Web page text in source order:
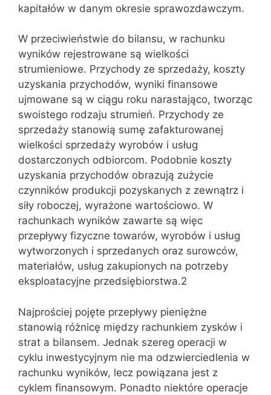
kapitałów w danym okresie sprawozdawczym.
W przeciwieństwie do bilansu, w rachunku
wyników rejestrowane są wielkości
strumieniowe. Przychody ze sprzedaży, koszty
uzyskania przychodów, wyniki finansowe
ujmowane są w ciągu roku narastająco, tworząc
swoistego rodzaju strumień. Przychody ze
sprzedaży stanowią sumę zafakturowanej
wielkości sprzedaży wyrobów i usług
dostarczonych odbiorcom. Podobnie koszty
uzyskania przychodów obrazują zużycie
czynników produkcji pozyskanych z zewnątrz i
siły roboczej, wyrażone wartościowo. W
rachunkach wyników zawarte są więc
przepływy fizyczne towarów, wyrobów i usług
wytworzonych i sprzedanych oraz surowców,
materiałów, usług zakupionych na potrzeby
eksploatacyjne przedsiębiorstwa.2
Najprościej pojęte przepływy pieniężne
stanowią różnicę między rachunkiem zysków i
strat a bilansem. Jednak szereg operacji w
cyklu inwestycyjnym nie ma odzwierciedlenia w
rachunku wyników, lecz powiązana jest z
cyklem finansowym. Ponadto niektóre operacje